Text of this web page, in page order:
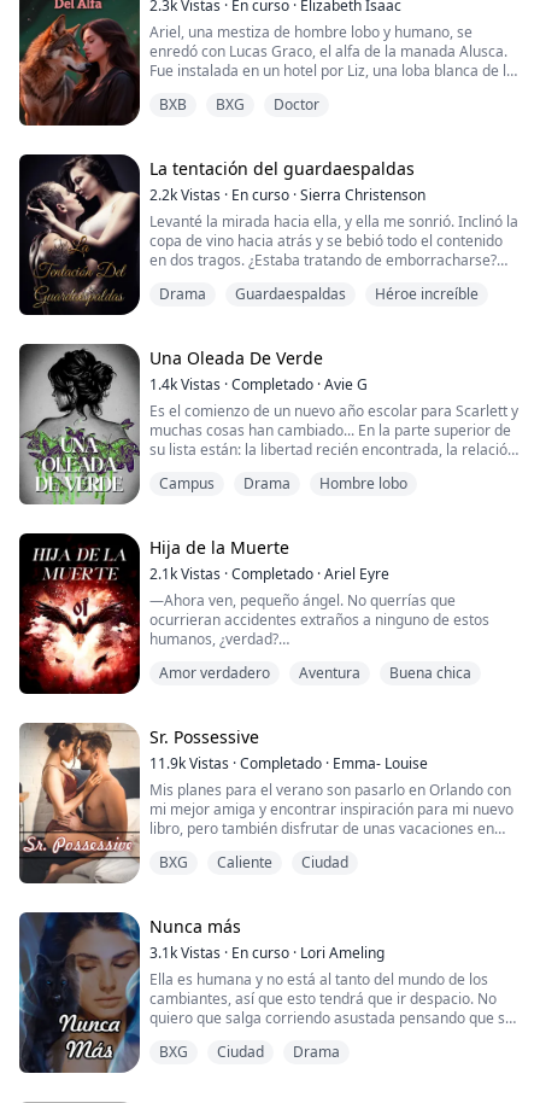
2.3kVistas · En curso · Elizabeth Isaac
Ariel, una mestiza de hombre lobo y humano, se
enredó con Lucas Graco, el alfa de la manada Alusca.
Fue instalada en un hotel por Liz, una loba blanca de la
relación de Ariel con Ethan, un Omega y el heredero de
envió a Ethan. Las cosas empezar...
BXB BXG Doctor
La tentación del guardaespaldas
2.2kVistas · En curso ·Sierra Christenson
Levanté la mirada hacia ella, y ella me sonrió. Inclinó la
copa de vino hacia atrás y se bebió todo el contenido
en dos tragos. ¿Estaba tratando de emborracharse?
La mano de Genevieve en el respaldo de la silla
No me había movido tan rápido en años.
Me lancé y envolví mi brazo alrededor de su cintura
para sostenerla. Al hace...
Drama Guardaespaldas Héroe increíble
Una Oleada De Verde
1.4kVistas ·Completado ·Avie G
Es el comienzo de un nuevo año escolar para Scarlett y
muchas cosas han cambiado... En la parte superior de
su lista están: la libertad recién encontrada, la relación
no va a dejar que nada de eso la detenga en su intento
estadounidense...
Campus Drama Hombre lobo
Hija de la Muerte
2.1kVistas ·Completado ·Ariel Eyre
—Ahora ven, pequeño ángel. No querrías que
ocurrieran accidentes extraños a ninguno de estos
humanos, ¿verdad?
—¿Sabes que eres la criatura más hermosa que he
No hay otros como tú. A pesar de los miles con los que
he estado, tú eres la que encuentro más deliciosa.
Ahora dime, ¿me encuentras atractivo?
Elise es la hija del ángel de la muerte, Azrael. Es mitad
humana ...
Amor verdadero Aventura Buena chica
Sr. Possessive
11.9kVistas ·Completado · Emma- Louise
Mis planes para el verano son pasarlo en Orlando con
mi mejor amiga y encontrar inspiración para mi nuevo
libro, pero también disfrutar de unas vacaciones en
porque no estoy en condiciones de relacionarme con
presta atención a unos pocos elegidos....
BXG Caliente Ciudad
Nunca más
3.1kVistas · En curso · Lori Ameling
Ella es humana y no está al tanto del mundo de los
cambiantes, así que esto tendrá que ir despacio. No
quiero que salga corriendo asustada pensando que soy
loca.
BXG Ciudad Drama